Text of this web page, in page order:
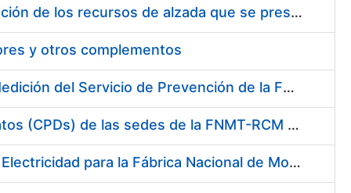
Servicios de una empresa externa para el asesoramiento y resolución de los recursos de alzada que se presentan relacionados con procesos de selección para la FNMT-RCM
y otros complementos
Servicio de Calibración y Verificación Externa de los Equipos de Medición del Servicio de Prevención de la FNMT-RCM
Conexión mediante Fibra Óptica de los Centros de Proceso de Datos (CPDs) de las sedes de la FNMT-RCM de Burgos y Madrid
Contratación de acuerdo marco para el Suministro de Material de Electricidad para la Fábrica Nacional de Moneda y Timbre-Real Casa de la Moneda en su centro de trabajo de Burgos